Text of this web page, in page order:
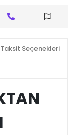
Taksit Seçenekleri